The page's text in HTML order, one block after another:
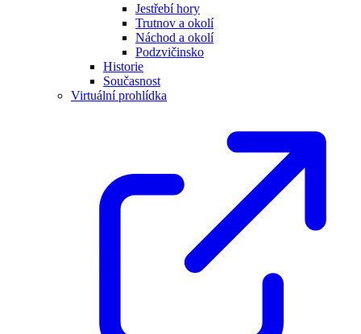
Jestřebí hory
Trutnov a okolí
Náchod a okolí
Podzvičinsko
Historie
Současnost
Virtuální prohlídka